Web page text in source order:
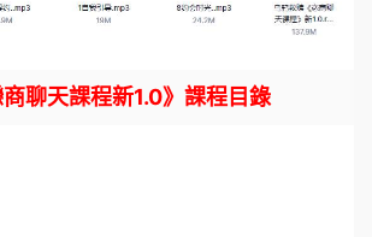
聊天課程新1.0》課程目錄